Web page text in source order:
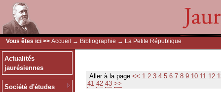
Vous êtes ici >> Accueil → Bibliographie → La Petite République
Actualités
jaurésiennes
Société d'études
Aller à la page << 1 2 3 4 5 6 7 8 9 10 11 12
41 42 43 >>